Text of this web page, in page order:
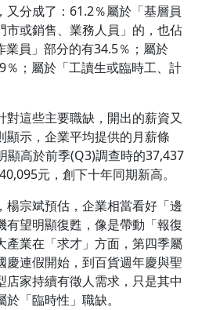
又分成了：61.2％屬於「基層員
市或銷售、業務人員」的，也佔
業員」部分的有34.5％；屬於
％；屬於「工讀生或臨時工、計
這些主要職缺，開出的薪資又
顯示，企業平均提供的月薪條
顯高於前季(Q3)調查時的37,437
元，創下十年同期新高。
宗斌預估，企業相當看好「邊
有望明顯復甦，像是帶動「報復
產業在「求才」方面，第四季屬
慶連假開始，到百貨週年慶與聖
店家持續有徵人需求，只是其中
「臨時性」職缺。